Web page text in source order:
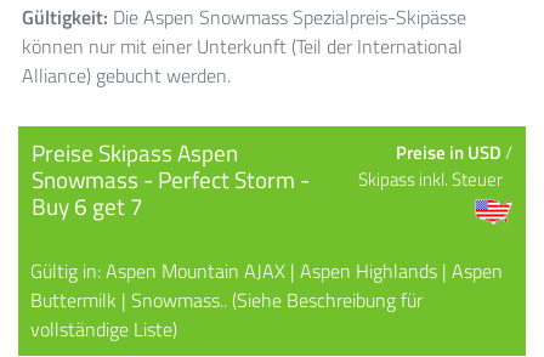
Gültigkeit: Die Aspen Snowmass Spezialpreis-Skipässe
können nur mit einer Unterkunft (Teil der International
Alliance) gebucht werden.
Preise Skipass Aspen
Snowmass - Perfect Storm -
Buy 6 get 7
Preise in USD/
Skipass inkl. Steuer
Gültig in: Aspen Mountain AJAX | Aspen Highlands | Aspen
Buttermilk | Snowmass.. (Siehe Beschreibung für
vollständige Liste)